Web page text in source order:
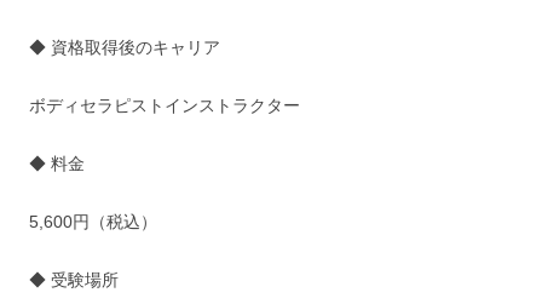
◆ 資格取得後のキャリア
ボディセラピストインストラクター
◆ 料金
5,600円（税込）
◆ 受験場所